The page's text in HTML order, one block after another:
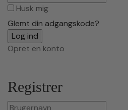
Husk mig
Glemt din adgangskode?
Opret en konto
Registrer